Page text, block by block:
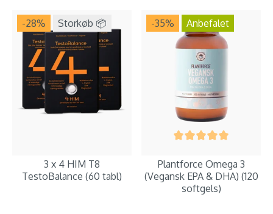
-28% Storkøb 📦
3 x 4 HIM T8
TestoBalance (60 tabl)
-35% Anbefalet
Plantforce Omega 3
(Vegansk EPA & DHA) (120
softgels)